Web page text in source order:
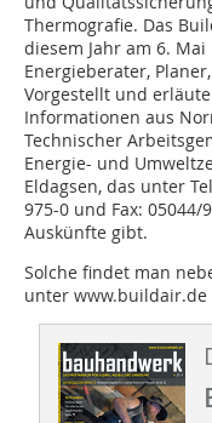
Thermografie. Das
diesem Jahr am 6.
Energieberater,
Vorgestellt und
Informationen aus
Technischer
Energie- und
Eldagsen, das unter
975-0 und Fax: 05044/
Auskünfte gibt.
Solche findet man
unter www.buildair.de